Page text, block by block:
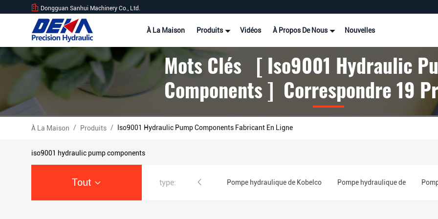
Dongguan Sanhui Machinery Co., Ltd.
À La Maison Produits Vidéos À Propos De Nous Nouvelles
Mots Clés [ Iso9001 Hydraulic
Components ] Correspondre 19
À La Maison / Produits / Iso9001 Hydraulic Pump Components Fabricant En Ligne
iso9001 hydraulic pump components
Tout type:
Excavatrice Hydraulic Pump Pompe hydraulique de Kobelco Pompe hydraulique de